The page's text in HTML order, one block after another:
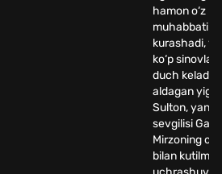
hamon o‘z
muhabbati
kurashadi,
ko‘p
duch keladi:
aldagan yigit
Sulton, yangi
sevgilisi
Mirzoning
bilan